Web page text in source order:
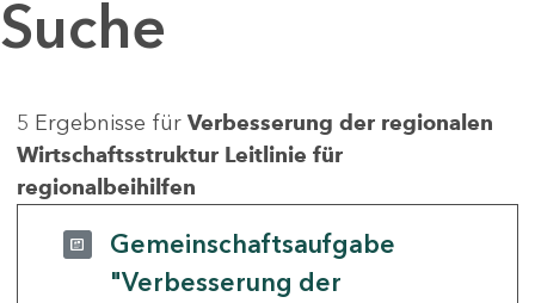
Suche
5 Ergebnisse für Verbesserung der regionalen
Wirtschaftsstruktur Leitlinie für
regionalbeihilfen
Gemeinschaftsaufgabe
"Verbesserung der